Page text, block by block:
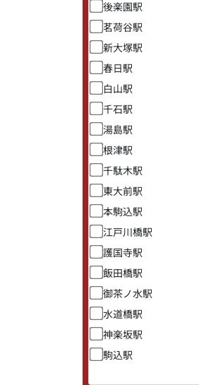
後楽園駅
茗荷谷駅
新大塚駅
春日駅
白山駅
千石駅
湯島駅
根津駅
千駄木駅
東大前駅
本駒込駅
江戸川橋駅
護国寺駅
飯田橋駅
御茶ノ水駅
水道橋駅
神楽坂駅
駒込駅